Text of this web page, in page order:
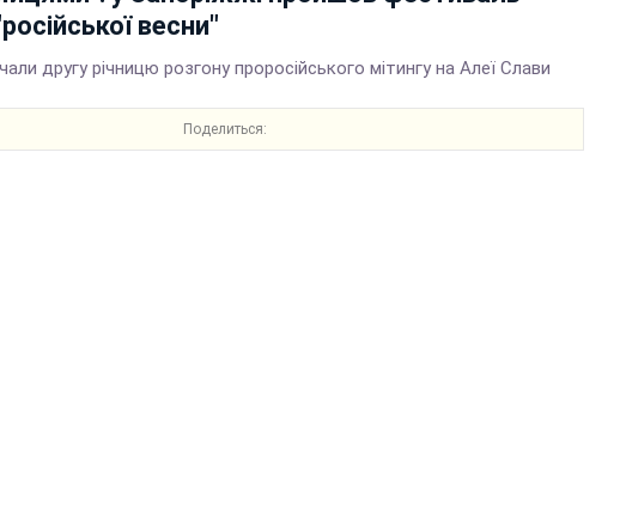
весни"
другу річницю розгону проросійського мітингу на Алеї Слави
Поделиться: